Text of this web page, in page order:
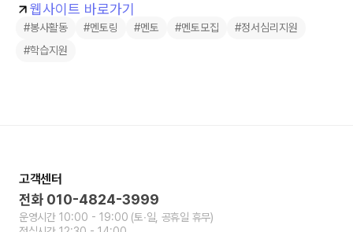
웹사이트 바로가기
#봉사활동 #멘토링 #멘토 #멘토모집
#정서심리지원
#학습지원
고객센터
전화 010-4824-3999
운영시간 10:00 - 19:00 (토∙일, 공휴일 휴무)